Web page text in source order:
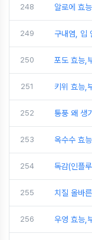
248 알로에 효
249 구내염, 입
250 포도 효능,
251 키위 효능,
252 통풍 왜 생
253 옥수수 효
254 독감(인플
255 치질 올바
256 우엉 효능,